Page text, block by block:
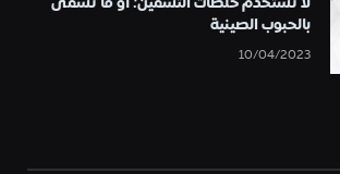
بالحبوب الصينية
10/04/2023